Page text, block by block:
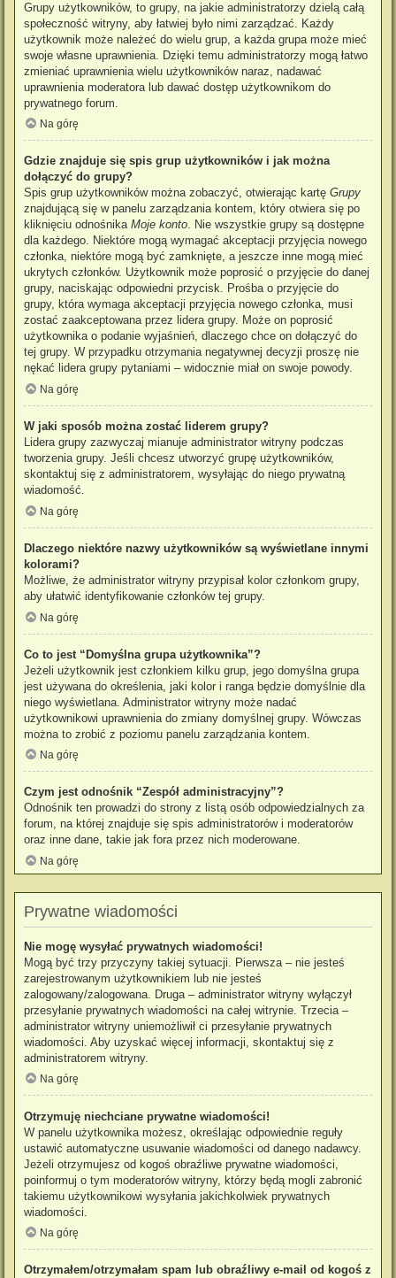
Grupy użytkowników, to grupy, na jakie administratorzy dzielą całą
społeczność witryny, aby łatwiej było nimi zarządzać. Każdy
użytkownik może należeć do wielu grup, a każda grupa może mieć
swoje własne uprawnienia. Dzięki temu administratorzy mogą łatwo
zmieniać uprawnienia wielu użytkowników naraz, nadawać
uprawnienia moderatora lub dawać dostęp użytkownikom do
prywatnego forum.
Na górę
Gdzie znajduje się spis grup użytkowników i jak można
dołączyć do grupy?
Spis grup użytkowników można zobaczyć, otwierając kartę Grupy
znajdującą się w panelu zarządzania kontem, który otwiera się po
kliknięciu odnośnika Moje konto. Nie wszystkie grupy są dostępne
dla każdego. Niektóre mogą wymagać akceptacji przyjęcia nowego
członka, niektóre mogą być zamknięte, a jeszcze inne mogą mieć
ukrytych członków. Użytkownik może poprosić o przyjęcie do danej
grupy, naciskając odpowiedni przycisk. Prośba o przyjęcie do
grupy, która wymaga akceptacji przyjęcia nowego członka, musi
zostać zaakceptowana przez lidera grupy. Może on poprosić
użytkownika o podanie wyjaśnień, dlaczego chce on dołączyć do
tej grupy. W przypadku otrzymania negatywnej decyzji proszę nie
nękać lidera grupy pytaniami – widocznie miał on swoje powody.
Na górę
W jaki sposób można zostać liderem grupy?
Lidera grupy zazwyczaj mianuje administrator witryny podczas
tworzenia grupy. Jeśli chcesz utworzyć grupę użytkowników,
skontaktuj się z administratorem, wysyłając do niego prywatną
wiadomość.
Na górę
Dlaczego niektóre nazwy użytkowników są wyświetlane innymi
kolorami?
Możliwe, że administrator witryny przypisał kolor członkom grupy,
aby ułatwić identyfikowanie członków tej grupy.
Na górę
Co to jest “Domyślna grupa użytkownika”?
Jeżeli użytkownik jest członkiem kilku grup, jego domyślna grupa
jest używana do określenia, jaki kolor i ranga będzie domyślnie dla
niego wyświetlana. Administrator witryny może nadać
użytkownikowi uprawnienia do zmiany domyślnej grupy. Wówczas
można to zrobić z poziomu panelu zarządzania kontem.
Na górę
Czym jest odnośnik “Zespół administracyjny”?
Odnośnik ten prowadzi do strony z listą osób odpowiedzialnych za
forum, na której znajduje się spis administratorów i moderatorów
oraz inne dane, takie jak fora przez nich moderowane.
Na górę
Prywatne wiadomości
Nie mogę wysyłać prywatnych wiadomości!
Mogą być trzy przyczyny takiej sytuacji. Pierwsza – nie jesteś
zarejestrowanym użytkownikiem lub nie jesteś
zalogowany/zalogowana. Druga – administrator witryny wyłączył
przesyłanie prywatnych wiadomości na całej witrynie. Trzecia –
administrator witryny uniemożliwił ci przesyłanie prywatnych
wiadomości. Aby uzyskać więcej informacji, skontaktuj się z
administratorem witryny.
Na górę
Otrzymuję niechciane prywatne wiadomości!
W panelu użytkownika możesz, określając odpowiednie reguły
ustawić automatyczne usuwanie wiadomości od danego nadawcy.
Jeżeli otrzymujesz od kogoś obraźliwe prywatne wiadomości,
poinformuj o tym moderatorów witryny, którzy będą mogli zabronić
takiemu użytkownikowi wysyłania jakichkolwiek prywatnych
wiadomości.
Na górę
Otrzymałem/otrzymałam spam lub obraźliwy e-mail od kogoś z